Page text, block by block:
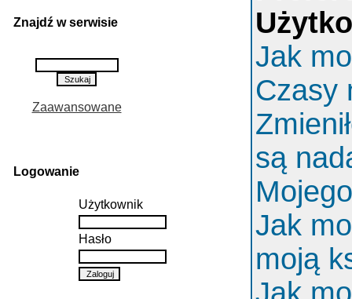
Znajdź w serwisie
Zaawansowane
Logowanie
Użytkownik
Hasło
Jak
Czasy
są
Jak
moją